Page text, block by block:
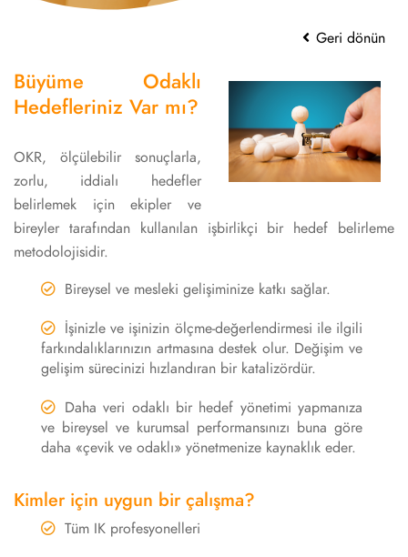
Geri dönün
Büyüme Odaklı
Hedefleriniz Var mı?
OKR, ölçülebilir sonuçlarla,
zorlu, iddialı hedefler
belirlemek için ekipler ve
bireyler tarafından kullanılan işbirlikçi bir hedef belirleme
metodolojisidir.
Bireysel ve mesleki gelişiminize katkı sağlar.
İşinizle ve işinizin ölçme-değerlendirmesi ile ilgili
farkındalıklarınızın artmasına destek olur. Değişim ve
gelişim sürecinizi hızlandıran bir katalizördür.
Daha veri odaklı bir hedef yönetimi yapmanıza
ve bireysel ve kurumsal performansınızı buna göre
daha «çevik ve odaklı» yönetmenize kaynaklık eder.
Kimler için uygun bir çalışma?
Tüm IK profesyonelleri